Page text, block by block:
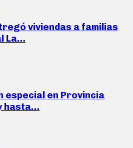
viviendas a familias
La…
especial en Provincia
hasta…